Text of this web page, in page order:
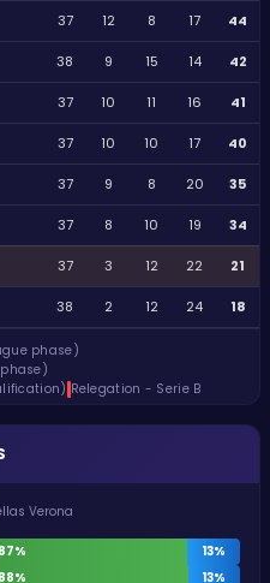
37 12 8 17 44
38 9 15 14 42
37 10 11 16 41
37 10 10 17 40
37 9 8 20 35
37 8 10 19 34
37 3 12 22 21
38 2 12 24 18
phase)
Relegation - Serie B
Verona
87%
13%
88%
13%